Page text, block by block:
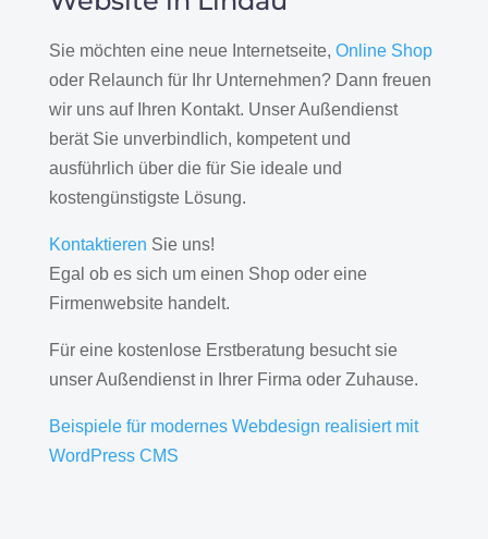
Sie möchten eine neue Internetseite, Online Shop
oder Relaunch für Ihr Unternehmen? Dann freuen
wir uns auf Ihren Kontakt. Unser Außendienst
berät Sie unverbindlich, kompetent und
ausführlich über die für Sie ideale und
kostengünstigste Lösung.
Kontaktieren Sie uns!
Egal ob es sich um einen Shop oder eine
Firmenwebsite handelt.
Für eine kostenlose Erstberatung besucht sie
unser Außendienst in Ihrer Firma oder Zuhause.
Beispiele für modernes Webdesign realisiert mit
WordPress CMS